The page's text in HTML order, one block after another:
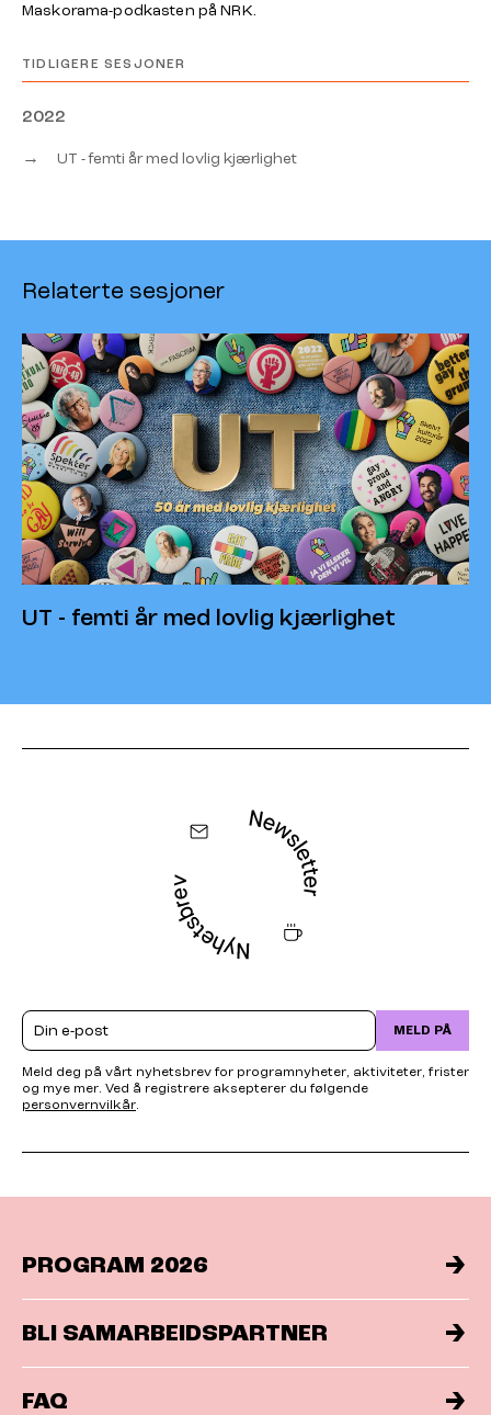
Maskorama-podkasten på NRK.
TIDLIGERE SESJONER
2022
→ UT - femti år med lovlig kjærlighet
Relaterte sesjoner
UT - femti år med lovlig kjærlighet
Email MELD PÅ
Meld deg på vårt nyhetsbrev for programnyheter, aktiviteter, frister
og mye mer. Ved å registrere aksepterer du følgende
personvernvilkår
PROGRAM 2026
BLI SAMARBEIDSPARTNER
FAQ